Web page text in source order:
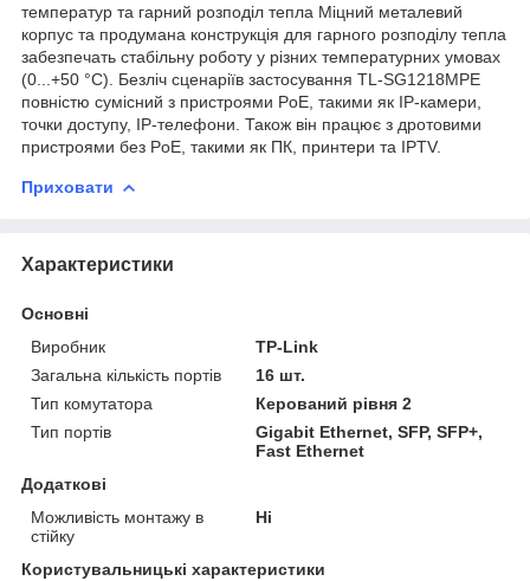
температур та гарний розподіл тепла Міцний металевий
корпус та продумана конструкція для гарного розподілу тепла
забезпечать стабільну роботу у різних температурних умовах
(0...+50 °C). Безліч сценаріїв застосування TL-SG1218MPE
повністю сумісний з пристроями PoE, такими як IP-камери,
точки доступу, IP-телефони. Також він працює з дротовими
пристроями без PoE, такими як ПК, принтери та IPTV.
Приховати
Характеристики
Основні
Виробник
TP-Link
Загальна кількість портів
16 шт.
Тип комутатора
Керований рівня 2
Тип портів
Gigabit Ethernet, SFP, SFP+,
Fast Ethernet
Додаткові
Можливість монтажу в
стійку
Ні
Користувальницькі характеристики